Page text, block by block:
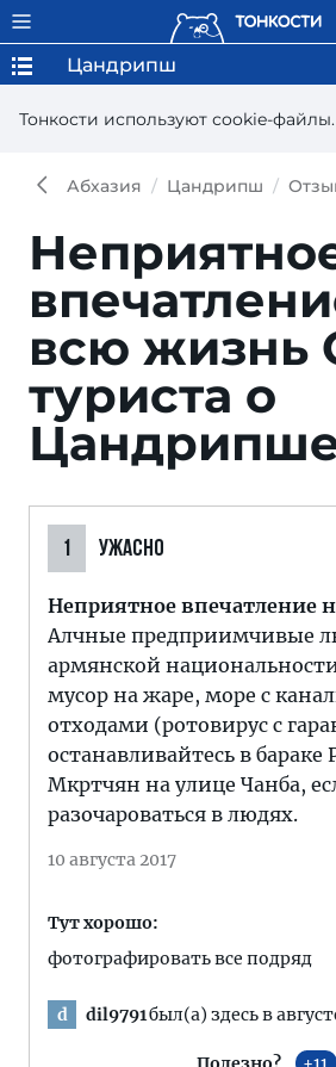
Тонкости используют сookie-файлы.
Цандрипш
Абхазия Цандрипш
всю жизнь
туриста о
1 УЖАСНО
Неприятное впечатление
Алчные предприимчивые
армянской
мусор на жаре, море с
отходами (ротовирус с
останавливайтесь в бараке
Мкртчян на улице Чанба,
разочароваться в людях.
10 августа 2017
Тут хорошо:
фотографировать все подряд
d dil9791был(а) здесь в